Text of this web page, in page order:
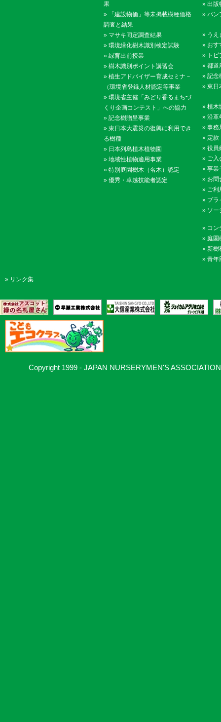
果
»
「建設物価」等未掲載樹種価格
調査と結果
» マサキ同定調査結果
» 環境緑化樹木識別検定試験
» 緑育出前授業
» 樹木識別ポイント講習会
» 植生アドバイザー育成セミナ－
（環境省登録人材認定等事業
» 環境省主催「みどり香るまちづ
くり企画コンテスト」への協力
» 記念樹贈呈事業
» 東日本大震災の復興に利用でき
る樹種
» 日本列島植木植物園
» 地域性植物適用事業
» 特別庭園樹木（名木）認定
» 優秀・卓越技能者認定
» 出版
» パン
» うえ
» おす
» ト
» 都道
» 記念
» 東日
» 植木
» 沿革
» 事務
» 定款
» 役員
» ご入
» 事業
» お問
» ご利
» プラ
» ソー
» コン
» 庭園
» 新樹
» 青年
» リンク集
Copyright 1999 - JAPAN NURSERYMEN'S